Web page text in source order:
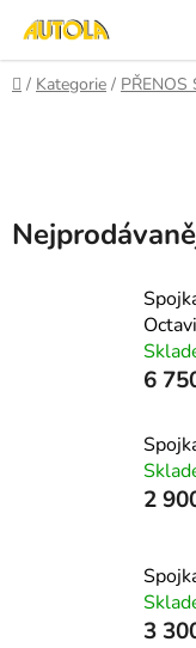
obsah
Domů
/ Kategorie / PŘENOS
6
2
3